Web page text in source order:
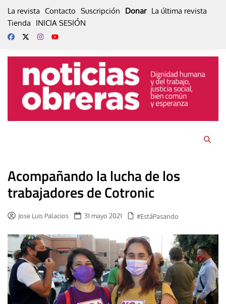
La revista Contacto Suscripción Donar La última revista
Tienda
INICIA SESIÓN
Acompañando la lucha de los
trabajadores de Cotronic
Jose Luis Palacios 31 mayo 2021 #EstáPasando